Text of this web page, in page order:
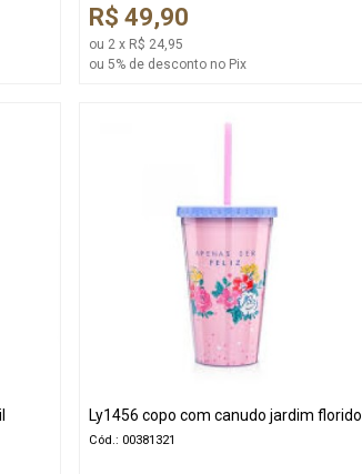
R$ 49,90
ou 2 x R$ 24,95
ou 5% de desconto no Pix
Ly1456 copo com canudo jardim florido
Cód.: 00381321